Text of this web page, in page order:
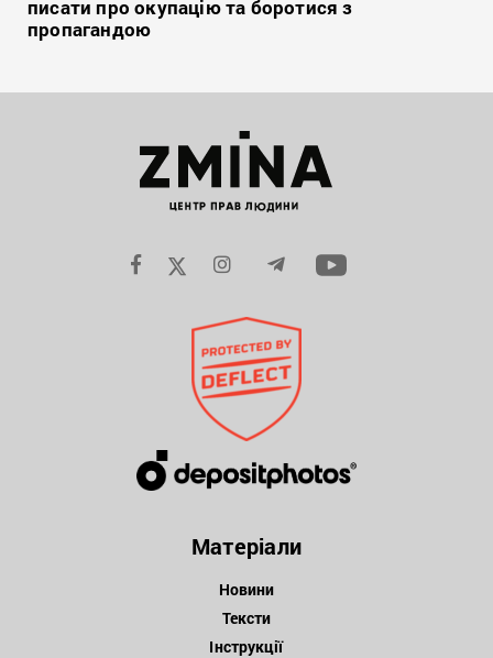
писати про окупацію та боротися з
пропагандою
Матеріали
Новини
Тексти
Інструкції